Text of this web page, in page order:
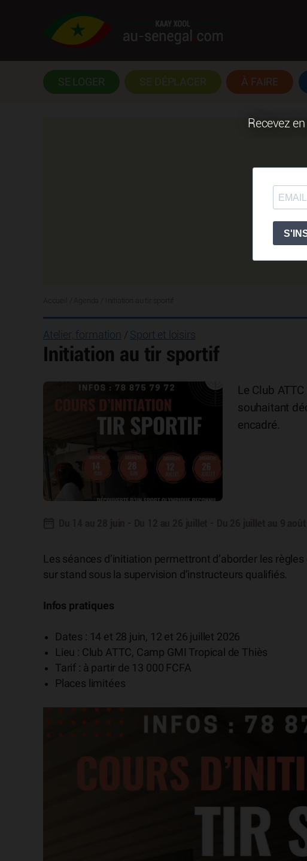
SE LOGER SE DÉPLACER À FAIRE
Atelier, formation / Sport et loisirs
Initiation au tir sportif
Le Club
souhaitant
encadré.
Les séances d’initiation permettront d’aborder les
sur stand sous la supervision d’instructeurs qualifiés.
Infos pratiques
Dates : 14 et 28 juin, 12 et 26 juillet 2026
Lieu : Club ATTC, Camp GMI Tropical de Thiès
Tarif : à partir de 13 000 FCFA
Places limitées
Recevez